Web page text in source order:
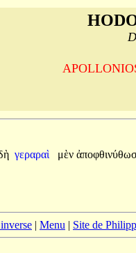
γεραραὶ μὲν
| Menu | Site de